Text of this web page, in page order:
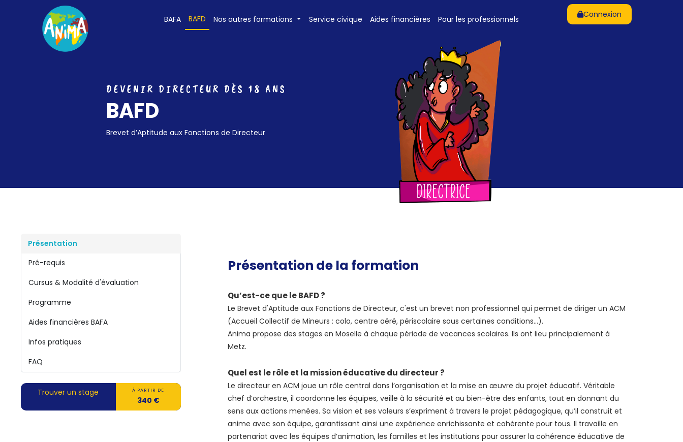
BAFA BAFD Nos autres formations Service civique Aides financières Pour les professionnels Connexion
DEVENIR DIRECTEUR DÈS 18 ANS
BAFD
Brevet d’Aptitude aux Fonctions de Directeur
Présentation
Pré-requis
Cursus & Modalité d'évaluation
Programme
Aides financières BAFA
Infos pratiques
FAQ
Trouver un stage À PARTIR DE
340 €
Présentation de la formation
Qu’est-ce que le BAFD ?
Le Brevet d'Aptitude aux Fonctions de Directeur, c'est un brevet non professionnel qui permet de diriger un ACM
(Accueil Collectif de Mineurs : colo, centre aéré, périscolaire sous certaines conditions...).
Anima propose des stages en Moselle à chaque période de vacances scolaires. Ils ont lieu principalement à
Metz.
Quel est le rôle et la mission éducative du directeur ?
Le directeur en ACM joue un rôle central dans l’organisation et la mise en œuvre du projet éducatif. Véritable
chef d’orchestre, il coordonne les équipes, veille à la sécurité et au bien-être des enfants, tout en donnant du
sens aux actions menées. Sa vision et ses valeurs s’expriment à travers le projet pédagogique, qu’il construit et
anime avec son équipe, garantissant ainsi une expérience enrichissante et cohérente pour tous. Il travaille en
partenariat avec les équipes d’animation, les familles et les institutions pour assurer la cohérence éducative de